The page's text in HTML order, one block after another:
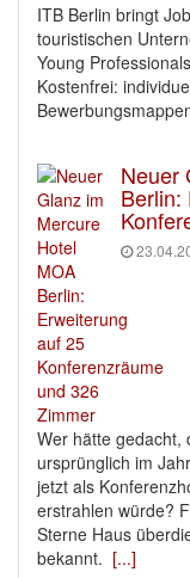
ITB Berlin bringt
touristischen
Young
Kostenfrei:
Neuer
Berlin:
Wer hätte gedacht,
ursprünglich im
jetzt als
erstrahlen würde?
Sterne Haus
bekannt. [...]